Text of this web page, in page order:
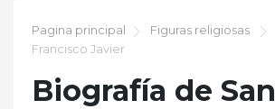
Pagina principal Figuras religiosas
Francisco Javier
Biografía de San